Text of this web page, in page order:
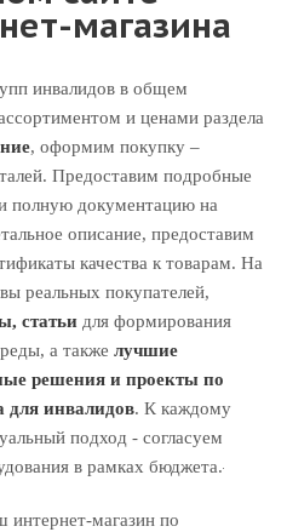
магазина
инвалидов в общем
и ценами раздела
, оформим покупку –
Предоставим подробные
полную документацию на
описание, предоставим
качества к товарам. На
реальных покупателей,
статьи для формирования
а также лучшие
решения и проекты по
для инвалидов. К каждому
подход - согласуем
в рамках бюджета.
интернет-магазин по